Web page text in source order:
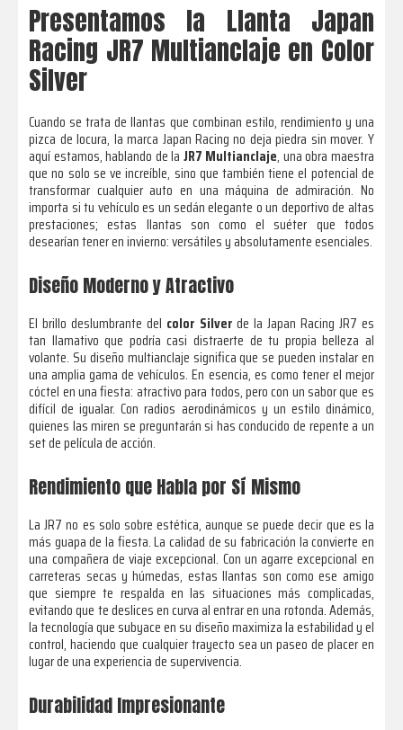
Presentamos la Llanta Japan
Racing JR7 Multianclaje en Color
Silver
Cuando se trata de llantas que combinan estilo, rendimiento y una
pizca de locura, la marca Japan Racing no deja piedra sin mover. Y
aquí estamos, hablando de la JR7 Multianclaje, una obra maestra
que no solo se ve increíble, sino que también tiene el potencial de
transformar cualquier auto en una máquina de admiración. No
importa si tu vehículo es un sedán elegante o un deportivo de altas
prestaciones; estas llantas son como el suéter que todos
desearían tener en invierno: versátiles y absolutamente esenciales.
Diseño Moderno y Atractivo
El brillo deslumbrante del color Silver de la Japan Racing JR7 es
tan llamativo que podría casi distraerte de tu propia belleza al
volante. Su diseño multianclaje significa que se pueden instalar en
una amplia gama de vehículos. En esencia, es como tener el mejor
cóctel en una fiesta: atractivo para todos, pero con un sabor que es
difícil de igualar. Con radios aerodinámicos y un estilo dinámico,
quienes las miren se preguntarán si has conducido de repente a un
set de película de acción.
Rendimiento que Habla por Sí Mismo
La JR7 no es solo sobre estética, aunque se puede decir que es la
más guapa de la fiesta. La calidad de su fabricación la convierte en
una compañera de viaje excepcional. Con un agarre excepcional en
carreteras secas y húmedas, estas llantas son como ese amigo
que siempre te respalda en las situaciones más complicadas,
evitando que te deslices en curva al entrar en una rotonda. Además,
la tecnología que subyace en su diseño maximiza la estabilidad y el
control, haciendo que cualquier trayecto sea un paseo de placer en
lugar de una experiencia de supervivencia.
Durabilidad Impresionante